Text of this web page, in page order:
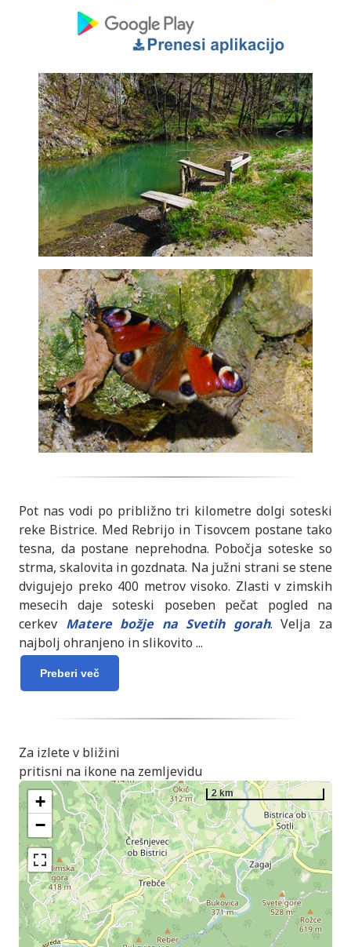
Pot nas vodi po približno tri kilometre dolgi soteski
reke Bistrice. Med Rebrijo in Tisovcem postane tako
tesna, da postane neprehodna. Pobočja soteske so
strma, skalovita in gozdnata. Na južni strani se stene
dvigujejo preko 400 metrov visoko. Zlasti v zimskih
mesecih daje soteski poseben pečat pogled na
cerkev Matere božje na Svetih gorah. Velja za
najbolj ohranjeno in slikovito ...
Preberi več
Za izlete v bližini
pritisni na ikone na zemljevidu
+
−
2 km